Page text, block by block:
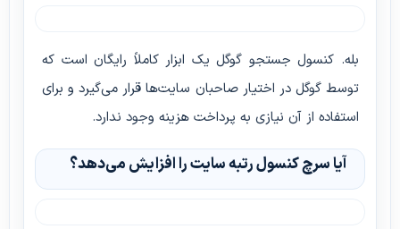
بله. کنسول جستجو گوگل یک ابزار کاملاً رایگان است که
توسط گوگل در اختیار صاحبان سایت‌ها قرار می‌گیرد و برای
استفاده از آن نیازی به پرداخت هزینه وجود ندارد.
آیا سرچ کنسول رتبه سایت را افزایش می‌دهد؟